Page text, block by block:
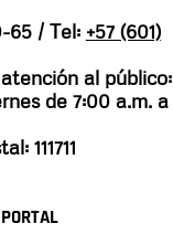
65 / Tel: +57 (601)
al público:
de 7:00 a.m. a
111711